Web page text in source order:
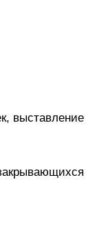
выставление